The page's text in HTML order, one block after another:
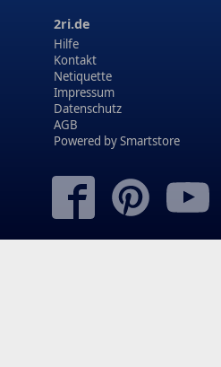
2ri.de
Hilfe
Kontakt
Netiquette
Impressum
Datenschutz
AGB
Powered bySmartstore